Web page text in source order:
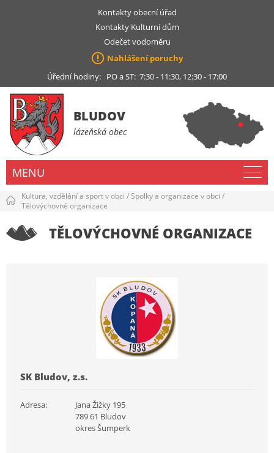
Kontakty obecní úřad
Kontakty Kulturní dům
Odečet vodoměru
Nahlášení poruchy
Úřední hodiny: PO a ST: 7:30 - 11:30, 12:30 - 17:00
BLUDOV
lázeňská obec
MENU
Kultura, vzdělání a sport v obci /Spolky a organizace v obci /
Tělovýchovné organizace
TĚLOVÝCHOVNÉ ORGANIZACE
SK Bludov, z.s.
Adresa:
Jana Žižky 195
789 61 Bludov
okres Šumperk